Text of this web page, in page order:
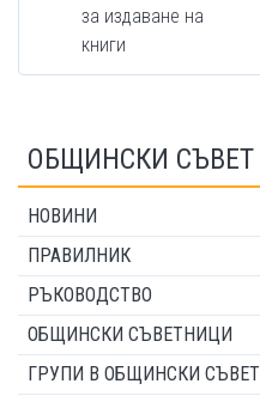
за издаване на
книги
ОБЩИНСКИ СЪВЕТ
НОВИНИ
ПРАВИЛНИК
РЪКОВОДСТВО
ОБЩИНСКИ СЪВЕТНИЦИ
ГРУПИ В ОБЩИНСКИ СЪВЕТ